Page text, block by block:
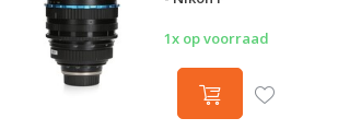
1x op voorraad